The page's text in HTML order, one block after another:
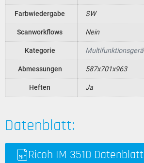
Farbwiedergabe SW
Scanworkflows Nein
Kategorie
Abmessungen 587x701x963
Heften Ja
Datenblatt:
Ricoh IM 3510